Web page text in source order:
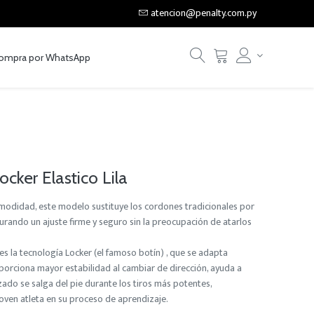
atencion@penalty.com.py
por WhatsApp
Elastico Lila
este modelo sustituye los cordones tradicionales por
un ajuste firme y seguro sin la preocupación de atarlos
la tecnología Locker (el famoso botín) , que se adapta
mayor estabilidad al cambiar de dirección, ayuda a
se salga del pie durante los tiros más potentes,
atleta en su proceso de aprendizaje.